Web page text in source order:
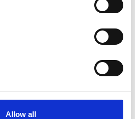
Allow all
del suo SUV Peaq